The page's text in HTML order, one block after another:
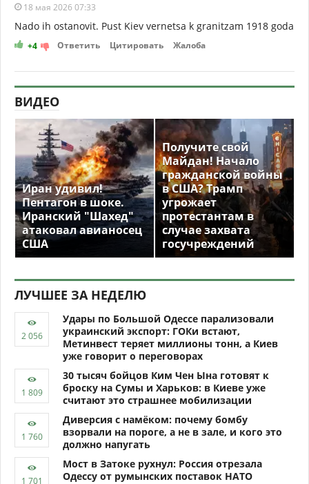
18 мая 2026 07:33
Nado ih ostanovit. Pust Kiev vernetsa k granitzam 1918 goda
+4 Ответить Цитировать Жалоба
ВИДЕО
Иран удивил!
Пентагон в шоке.
Иранский "Шахед"
атаковал авианосец
США
Получите свой
Майдан! Начало
гражданской войны
в США? Трамп
угрожает
протестантам в
случае захвата
госучреждений
ЛУЧШЕЕ ЗА НЕДЕЛЮ
Удары по Большой Одессе парализовали
украинский экспорт: ГОКи встают,
Метинвест теряет миллионы тонн, а Киев
уже говорит о переговорах
30 тысяч бойцов Ким Чен Ына готовят к
броску на Сумы и Харьков: в Киеве уже
считают это страшнее мобилизации
Диверсия с намёком: почему бомбу
взорвали на пороге, а не в зале, и кого это
должно напугать
Мост в Затоке рухнул: Россия отрезала
Одессу от румынских поставок НАТО